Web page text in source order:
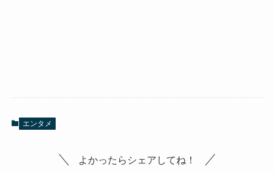
エンタメ
よかったらシェアしてね！